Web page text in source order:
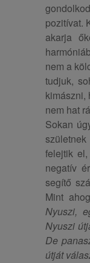
pozitívat.
akarja
nem a
tudjuk,
kimászni,
nem hat
Sokan
felejtik
negatív
segítő
Mint
Nyuszi,
Nyuszi
De
útját